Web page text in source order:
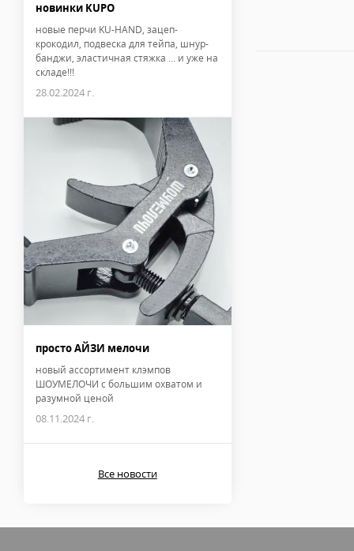
новинки KUPO
новые перчи KU-HAND, зацеп-
крокодил, подвеска для тейпа, шнур-
банджи, эластичная стяжка ... и уже на
складе!!!
28.02.2024 г.
просто АЙЗИ мелочи
новый ассортимент клэмпов
ШОУМЕЛОЧИ с большим охватом и
разумной ценой
08.11.2024 г.
Все новости